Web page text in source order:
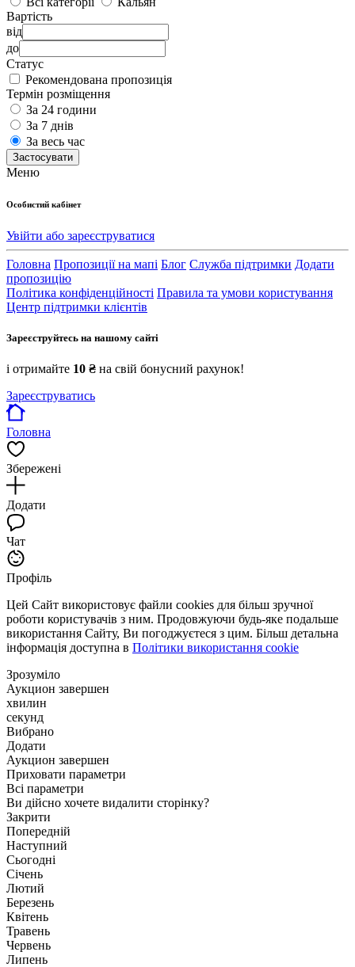
Вартість
від
до
Статус
Рекомендована пропозиція
Термін розміщення
За 24 години
За 7 днів
За весь час
Застосувати
Меню
Особистий кабінет
Увійти або зареєструватися
Головна Пропозиції на мапі Блог Служба підтримки Додати
пропозицію
Політика конфіденційності Правила та умови користування
Центр підтримки клієнтів
Зареєструйтесь на нашому сайті
і отримайте 10 ₴ на свій бонусний рахунок!
Зареєструватись
Головна
Збережені
Додати
Чат
Профіль
Цей Сайт використовує файли cookies для більш зручної
роботи користувачів з ним. Продовжуючи будь-яке подальше
використання Сайту, Ви погоджуєтеся з цим. Більш детальна
інформація доступна в Політики використання cookie
Зрозуміло
Аукцион завершен
хвилин
секунд
Вибрано
Додати
Аукцион завершен
Приховати параметри
Всі параметри
Ви дійсно хочете видалити сторінку?
Закрити
Попередній
Наступний
Сьогодні
Січень
Лютий
Березень
Квітень
Травень
Червень
Липень